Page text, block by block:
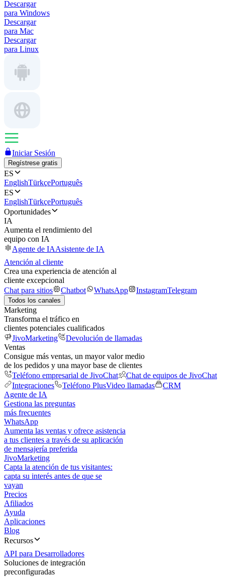
Descargar
para Windows
Descargar
para Mac
Descargar
para Linux
Iniciar Sesión
Regístrese gratis
ES
EnglishTürkçePortuguês
ES
EnglishTürkçePortuguês
Oportunidades
IA
Aumenta el rendimiento del
equipo con IA
Agente de IAAsistente de IA
Atención al cliente
Crea una experiencia de atención al
cliente excepcional
Chat para sitios
Chatbot WhatsApp InstagramTelegram
Todos los canales
Marketing
Transforma el tráfico en
clientes potenciales cualificados
JivoMarketing
Devolución de llamadas
Ventas
Consigue más ventas, un mayor valor medio
de los pedidos y una mayor base de clientes
Teléfono empresarial de JivoChat
Chat de equipos de JivoChat
Integraciones
Teléfono PlusVideo llamadas
CRM
Agente de IA
Gestiona las preguntas
más frecuentes
WhatsApp
Aumenta las ventas y ofrece asistencia
a tus clientes a través de su aplicación
de mensajería preferida
JivoMarketing
Capta la atención de tus visitantes:
capta su interés antes de que se
vayan
Precios
Afiliados
Ayuda
Aplicaciones
Blog
Recursos
API para Desarrolladores
Soluciones de integración
preconfiguradas